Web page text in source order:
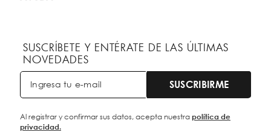
SUSCRÍBETE Y ENTÉRATE DE LAS ÚLTIMAS
NOVEDADES
SUSCRIBIRME
Al registrar y confirmar sus datos, acepta nuestrapolítica de
privacidad.